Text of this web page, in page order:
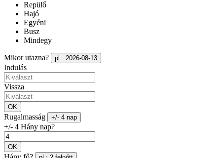
Repülő
Hajó
Egyéni
Busz
Mindegy
Mikor utazna? pl.: 2026-08-13
Indulás
Vissza
OK
Rugalmasság +/- 4 nap
+/- 4 Hány nap?
OK